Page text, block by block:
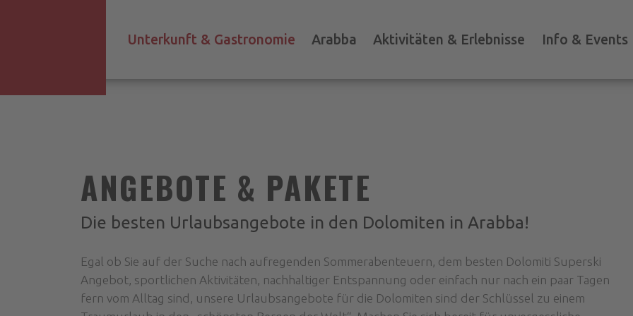
Unterkunft & Gastronomie Arabba Aktivitäten & Erlebnisse
Info & Events
ANGEBOTE & PAKETE
Die besten Urlaubsangebote in den Dolomiten in Arabba!
Egal ob Sie auf der Suche nach aufregenden Sommerabenteuern, dem besten Dolomiti Superski
Angebot, sportlichen Aktivitäten, nachhaltiger Entspannung oder einfach nur nach ein paar Tagen
fern vom Alltag sind, unsere Urlaubsangebote für die Dolomiten sind der Schlüssel zu einem